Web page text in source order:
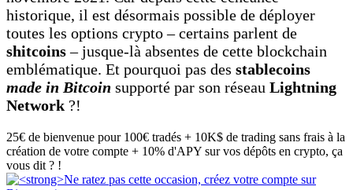
historique, il est désormais possible de déployer
toutes les options crypto – certains parlent de
shitcoins– jusque-là absentes de cette blockchain
emblématique. Et pourquoi pas des stablecoins
made in Bitcoin supporté par son réseau Lightning
Network ?!
25€ de bienvenue pour 100€ tradés + 10K$ de trading sans frais à la
création de votre compte + 10% d'APY sur vos dépôts en crypto, ça
vous dit ? !